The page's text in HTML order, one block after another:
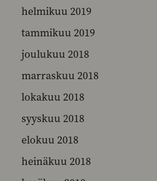
helmikuu 2019
tammikuu 2019
joulukuu 2018
marraskuu 2018
lokakuu 2018
syyskuu 2018
elokuu 2018
heinäkuu 2018